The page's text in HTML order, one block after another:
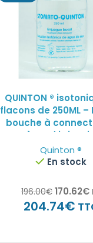
QUINTON ®
flacons de 250ML –
bouche à
système
fauteuil du
Quinton ®
En stock
196.00€ 170.62€
204.74€